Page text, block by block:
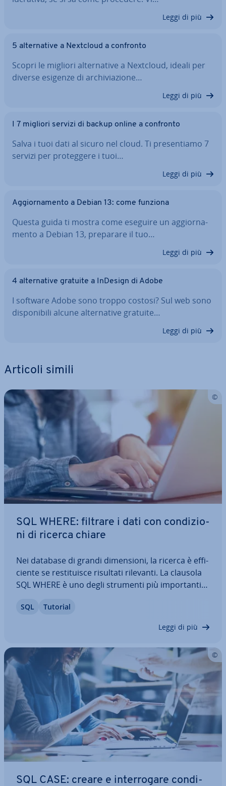
Leggi di più
5 al­ter­na­ti­ve a Nextcloud a confronto
Scopri le migliori al­ter­na­ti­ve a Nextcloud, ideali per
diverse esigenze di ar­chi­via­zio­ne…
Leggi di più
I 7 migliori servizi di backup online a confronto
Salva i tuoi dati al sicuro nel cloud. Ti pre­sen­tia­mo 7
servizi per pro­teg­ge­re i tuoi…
Leggi di più
Ag­gior­na­men­to a Debian 13: come funziona
Questa guida ti mostra come eseguire un ag­gior­na­
men­to a Debian 13, preparare il tuo…
Leggi di più
4 al­ter­na­ti­ve gratuite a InDesign di Adobe
I software Adobe sono troppo costosi? Sul web sono
di­spo­ni­bi­li alcune al­ter­na­ti­ve gratuite…
Leggi di più
Articoli simili
SQL WHERE: filtrare i dati con con­di­zio­
ni di ricerca chiare
Nei database di grandi di­men­sio­ni, la ricerca è ef­fi­
cien­te se re­sti­tui­sce risultati rilevanti. La clausola
SQL WHERE è uno degli strumenti più im­por­tan­ti
do­no ai criteri di ricerca. Nella clausola WHERE
SQL Tutorial
Leggi di più
SQL CASE: creare e in­ter­ro­ga­re con­di­